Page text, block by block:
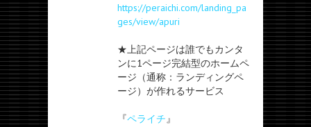
https://peraichi.com/landing_pa
ges/view/apuri
★上記ページは誰でもカンタ
ンに1ページ完結型のホームペ
ージ（通称：ランディングペ
ージ）が作れるサービス
『ペライチ』